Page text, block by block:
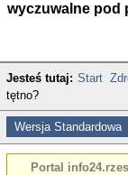
wyczuwalne pod
Jesteś tutaj: Start
tętno?
Wersja Standardowa
Portal